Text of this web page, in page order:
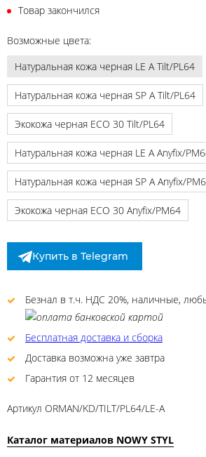
Товар закончился
Возможные цвета:
Натуральная кожа черная LE A Tilt/PL64
Натуральная кожа черная SP A Tilt/PL64
Экокожа черная ECO 30 Tilt/PL64
Натуральная кожа черная LE A Anyfix/
Натуральная кожа черная SP A Anyfix/
Экокожа черная ECO 30 Anyfix/PM64
Купить в Telegram
Безнал в т.ч. НДС 20%, наличные,
Бесплатная доставка и сборка
Доставка возможна уже завтра
Гарантия от 12 месяцев
Артикул ORMAN/KD/TILT/PL64/LE-A
Каталог материалов NOWY STYL